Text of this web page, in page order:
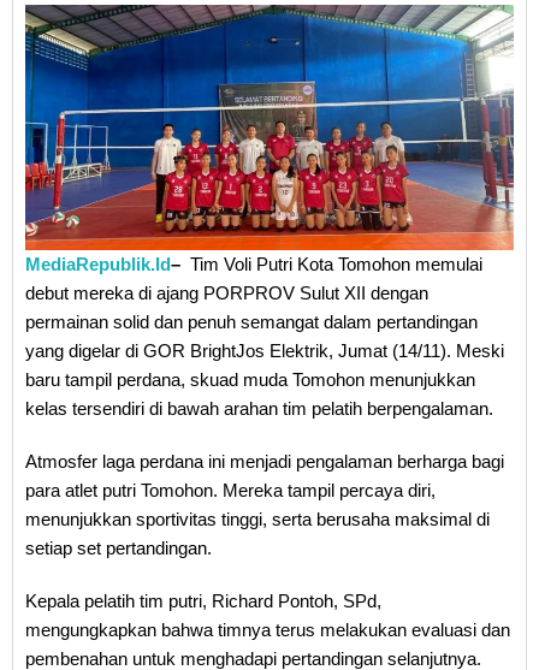
Pontoan
MediaRepublik.Id– Tim Voli Putri Kota Tomohon memulai
debut mereka di ajang PORPROV Sulut XII dengan
permainan solid dan penuh semangat dalam pertandingan
yang digelar di GOR BrightJos Elektrik, Jumat (14/11). Meski
baru tampil perdana, skuad muda Tomohon menunjukkan
kelas tersendiri di bawah arahan tim pelatih berpengalaman.
Atmosfer laga perdana ini menjadi pengalaman berharga bagi
para atlet putri Tomohon. Mereka tampil percaya diri,
menunjukkan sportivitas tinggi, serta berusaha maksimal di
setiap set pertandingan.
Kepala pelatih tim putri, Richard Pontoh, SPd,
mengungkapkan bahwa timnya terus melakukan evaluasi dan
pembenahan untuk menghadapi pertandingan selanjutnya.